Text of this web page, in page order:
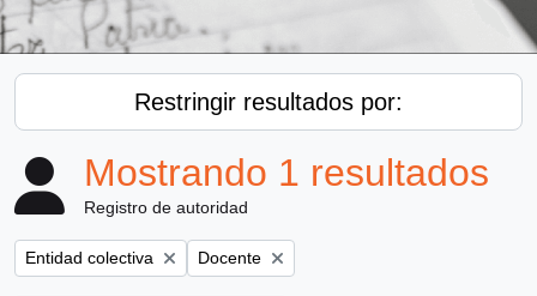
Restringir resultados por:
Mostrando 1 resultados
Registro de autoridad
Remove filter:
Entidad colectiva Remove filter:
Docente